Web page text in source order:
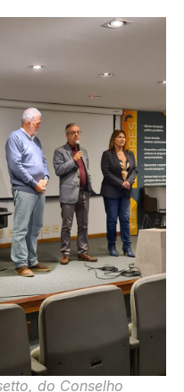
do Conselho